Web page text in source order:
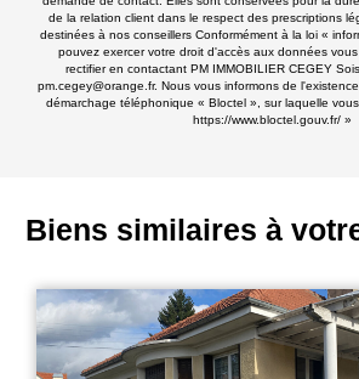
de la relation client dans le respect des prescriptions
destinées à nos conseillers Conformément à la loi «
pouvez exercer votre droit d'accès aux données
rectifier en contactant PM IMMOBILIER CEGEY
pm.cegey@orange.fr. Nous vous informons de
démarchage téléphonique « Bloctel », sur laquelle
https://www.bloctel.gouv.fr/»
Biens similaires à